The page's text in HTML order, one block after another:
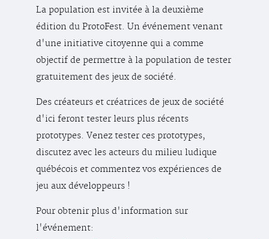
La population est invitée à la deuxième
édition du ProtoFest. Un événement venant
d'une initiative citoyenne qui a comme
objectif de permettre à la population de tester
gratuitement des jeux de société.
Des créateurs et créatrices de jeux de société
d'ici feront tester leurs plus récents
prototypes. Venez tester ces prototypes,
discutez avec les acteurs du milieu ludique
québécois et commentez vos expériences de
jeu aux développeurs !
Pour obtenir plus d'information sur
l'événement: